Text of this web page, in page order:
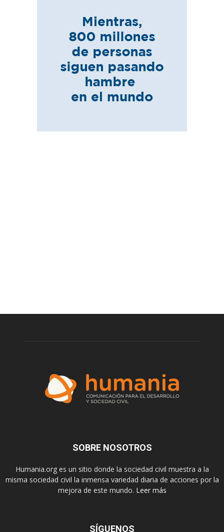
SOBRE NOSOTROS
Humania.org es un sitio donde la sociedad civil muestra a la
misma sociedad civil la inmensa variedad diaria de acciones por la
mejora de este mundo. Leer más
SÍGUENOS